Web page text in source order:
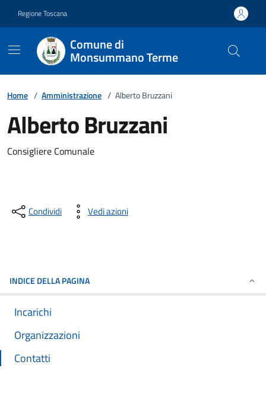
Regione Toscana
Comune di
Monsummano Terme
Home / Amministrazione / Alberto Bruzzani
Alberto Bruzzani
Descrizione breve
Consigliere Comunale
Condividi Vedi azioni
INDICE DELLA PAGINA
Incarichi
Organizzazioni
Contatti